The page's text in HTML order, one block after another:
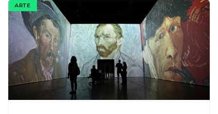
ARTE